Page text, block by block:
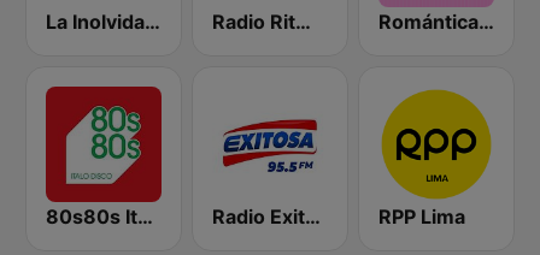
La Inolvidable Radio Ritmo Romántica Romántica Radio
80s80s Italo Disco Radio Exitosa RPP Lima